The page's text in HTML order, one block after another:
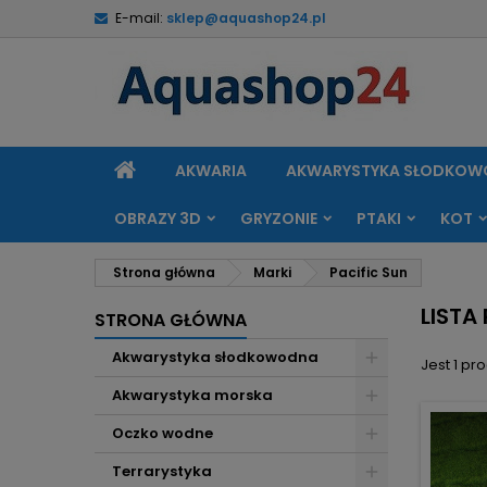
E-mail: sklep@aquashop24.pl
STRONAAKWARIA AKWARYSTYKA
OBRAZY 3D GRYZONIE PTAKI KOT
Strona główna Marki Pacific Sun
STRONA GŁÓWNA
Akwarystyka słodkowodna
Akwarystyka morska
Oczko wodne
Terrarystyka
LISTA
Jest 1